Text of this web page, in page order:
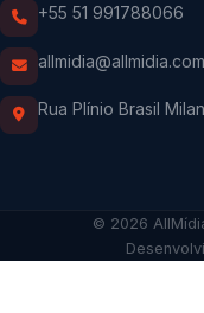
+55 51 991788066
Rua Plínio Brasil
© 2026